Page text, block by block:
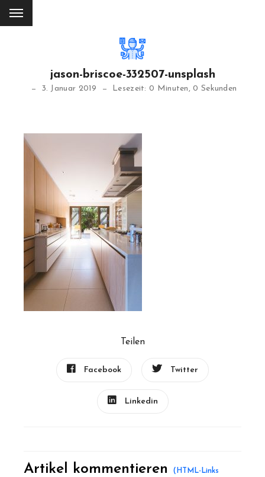
jason-briscoe-332507-unsplash
3. Januar 2019 Lesezeit: 0 Minuten, 0 Sekunden
Teilen
Facebook Twitter
Linkedin
Artikel kommentieren